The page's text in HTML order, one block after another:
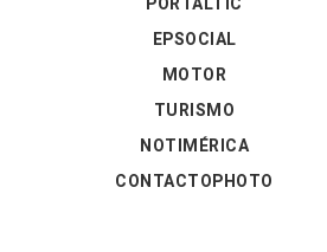
EPSOCIAL
MOTOR
TURISMO
NOTIMÉRICA
CONTACTOPHOTO